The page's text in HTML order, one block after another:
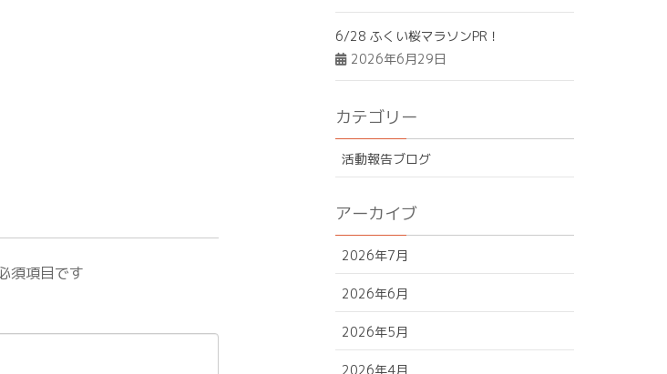
須項目です
6/28 ふくい桜マラソンPR！
2026年6月29日
カテゴリー
活動報告ブログ
アーカイブ
2026年7月
2026年6月
2026年5月
2026年4月